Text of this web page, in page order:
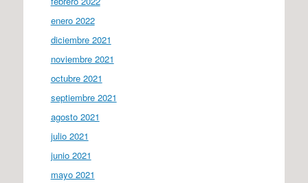
enero 2022
diciembre 2021
noviembre 2021
octubre 2021
septiembre 2021
agosto 2021
julio 2021
junio 2021
mayo 2021